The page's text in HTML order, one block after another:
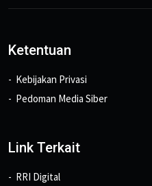
Ketentuan
Kebijakan Privasi
Pedoman Media Siber
Link Terkait
RRI Digital